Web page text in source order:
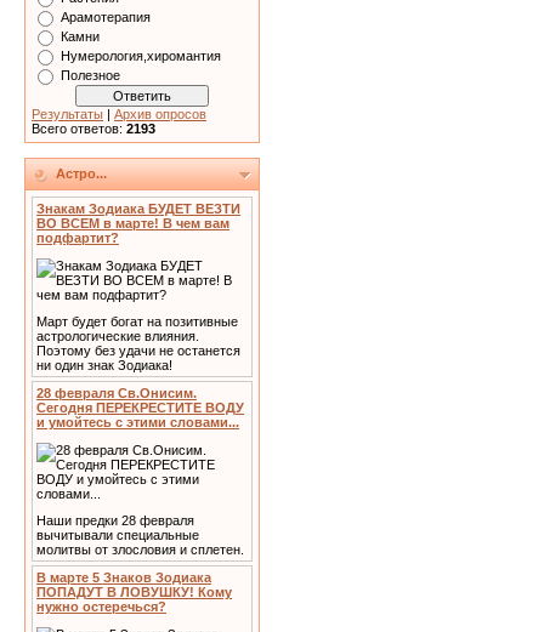
Арамотерапия
Камни
Нумерология,хиромантия
Полезное
Результаты | Архив опросов
Всего ответов: 2193
Астро...
Знакам Зодиака БУДЕТ ВЕЗТИ
ВО ВСЕМ в марте! В чем вам
подфартит?
Март будет богат на позитивные
астрологические влияния.
Поэтому без удачи не останется
ни один знак Зодиака!
28 февраля Св.Онисим.
Сегодня ПЕРЕКРЕСТИТЕ ВОДУ
и умойтесь с этими словами...
Наши предки 28 февраля
вычитывали специальные
молитвы от злословия и сплетен.
В марте 5 Знаков Зодиака
ПОПАДУТ В ЛОВУШКУ! Кому
нужно остеречься?